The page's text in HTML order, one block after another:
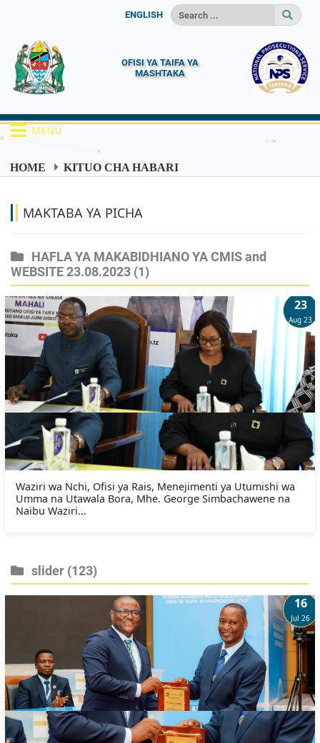
ENGLISH
OFISI YA TAIFA YA
MASHTAKA
MENU
HOME
KITUO CHA HABARI
MAKTABA YA PICHA
HAFLA YA MAKABIDHIANO YA CMIS and
WEBSITE 23.08.2023 (1)
23
Aug 23
Waziri wa Nchi, Ofisi ya Rais, Menejimenti ya Utumishi wa
Umma na Utawala Bora, Mhe. George Simbachawene na
Naibu Waziri...
slider (123)
16
Jul 26